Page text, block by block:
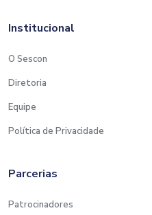
Institucional
O Sescon
Diretoria
Equipe
Política de Privacidade
Parcerias
Patrocinadores